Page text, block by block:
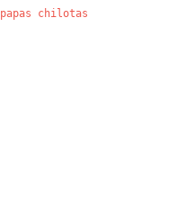
papas chilotas